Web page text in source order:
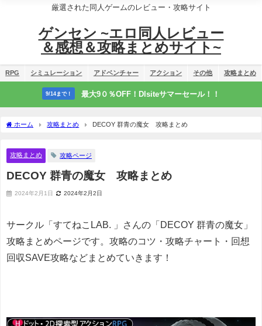
厳選された同人ゲームのレビュー・攻略サイト
ゲンセン ~エロ同人レビュー
＆感想＆攻略まとめサイト~
RPG シミュレーション アドベンチャー アクション その他 攻略まとめ
9/14まで！ 最大9０％OFF！Dlsiteサマーセール！！
ホーム 攻略まとめ DECOY 群青の魔女 攻略まとめ
攻略まとめ 攻略ページ
DECOY 群青の魔女 攻略まとめ
2024年2月1日 2024年2月2日
サークル「すてねこLAB. 」さんの「DECOY 群青の魔女」
攻略まとめページです。攻略のコツ・攻略チャート・回想
回収SAVE攻略などまとめていきます！